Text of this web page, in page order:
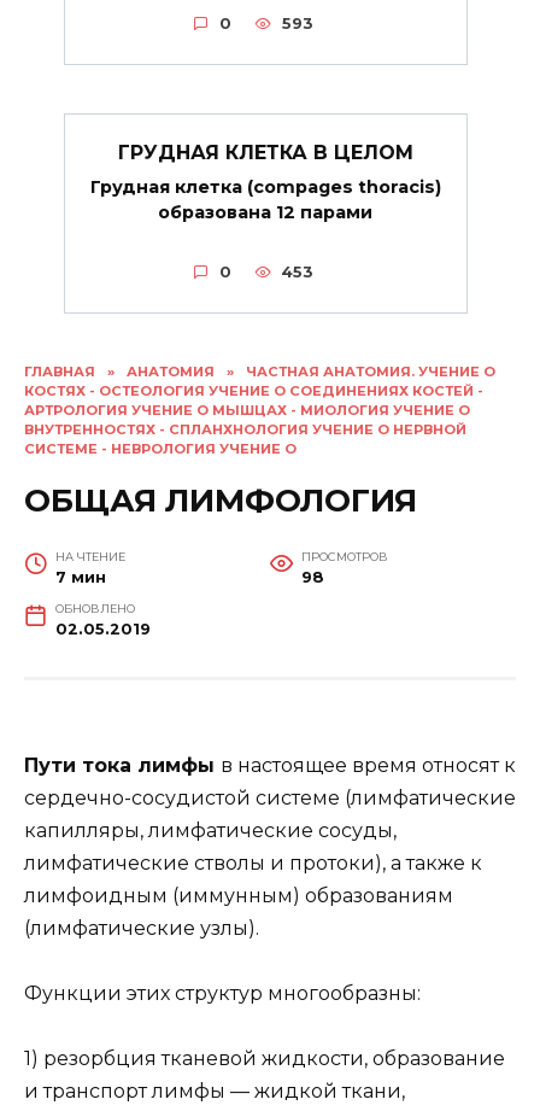
ГЛАВНАЯ » АНАТОМИЯ »
ЧАСТНАЯ АНАТОМИЯ. УЧЕНИЕ О
КОСТЯХ - ОСТЕОЛОГИЯ УЧЕНИЕ О СОЕДИНЕНИЯХ КОСТЕЙ -
АРТРОЛОГИЯ УЧЕНИЕ О МЫШЦАХ - МИОЛОГИЯ УЧЕНИЕ О
ВНУТРЕННОСТЯХ - СПЛАНХНОЛОГИЯ УЧЕНИЕ О НЕРВНОЙ
СИСТЕМЕ - НЕВРОЛОГИЯ УЧЕНИЕ О
ОБЩАЯ ЛИМФОЛОГИЯ
НА ЧТЕНИЕ
7 мин
ПРОСМОТРОВ
98
ОБНОВЛЕНО
02.05.2019
Пути тока лимфы в настоящее время относят к
сердечно-сосудистой системе (лимфатические
капилляры, лимфатические сосуды,
лимфатические стволы и протоки), а также к
лимфоидным (иммунным) образованиям
(лимфатические узлы).
Функции этих структур многообразны:
1) резорбция тканевой жидкости, образование
и транспорт лимфы — жидкой ткани,
0 593
ГРУДНАЯ КЛЕТКА В ЦЕЛОМ
Грудная клетка (compages thoracis)
образована 12 парами
0 453